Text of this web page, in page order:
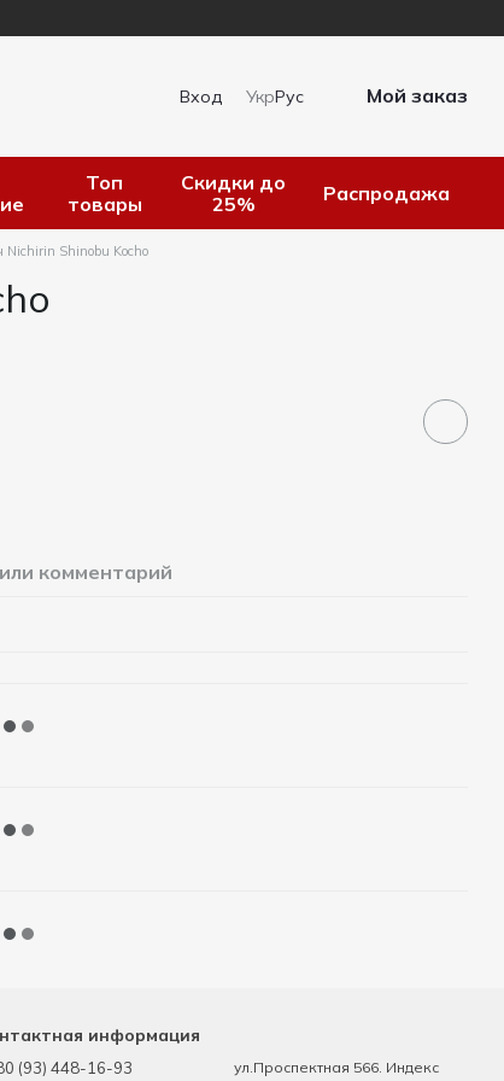
Вход УкрРус Мой заказ
Топ
товары
Скидки до
25%
Распродажа
Nichirin Shinobu Kocho
комментарий
информация
(93) 448-16-93
ул.Проспектная 566. Индекс